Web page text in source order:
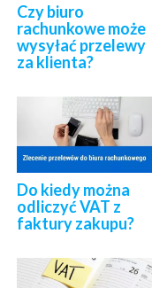
Czy biuro
rachunkowe może
wysyłać przelewy
za klienta?
Do kiedy można
odliczyć VAT z
faktury zakupu?